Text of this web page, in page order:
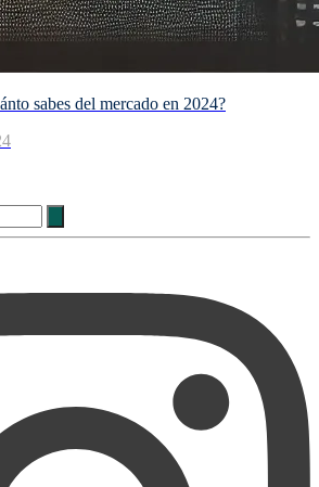
sabes del mercado en 2024?